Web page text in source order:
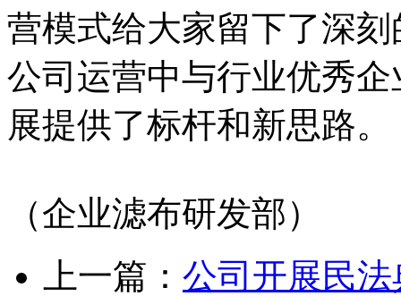
营模式给大家留下了深
公司运营中与行业优秀
展提供了标杆和新思路。
（企业滤布研发部）
上一篇： 公司开展民